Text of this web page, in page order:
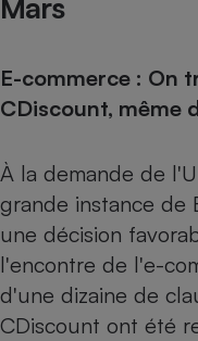
E-commerce : On
CDiscount, même
À la demande de
grande instance de
une décision
l'encontre de l'e-
d'une dizaine de
CDiscount ont été